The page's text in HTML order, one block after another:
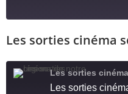
SHARE
LINK
Les sorties cinéma
Les sorties
Les sorties